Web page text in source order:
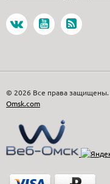
© 2026 Все права защищены.
Omsk.com